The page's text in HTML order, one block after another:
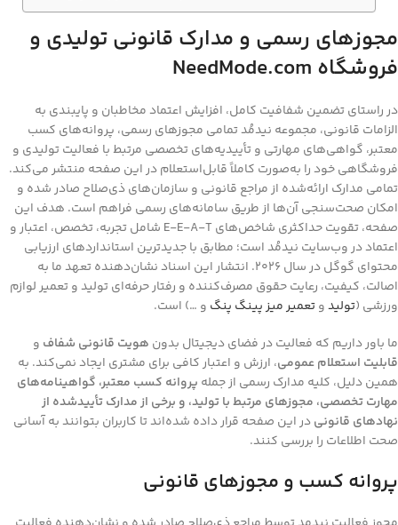
مجوزهای رسمی و مدارک قانونی تولیدی و
فروشگاه NeedMode.com
در راستای تضمین شفافیت کامل، افزایش اعتماد مخاطبان و پایبندی به
الزامات قانونی، مجموعه نیدمُد تمامی مجوزهای رسمی، پروانه‌های کسب
معتبر، گواهی‌های مهارتی و تأییدیه‌های تخصصی مرتبط با فعالیت تولیدی و
فروشگاهی خود را به‌صورت کاملاً قابل‌استعلام در این صفحه منتشر می‌کند.
تمامی مدارک ارائه‌شده از مراجع قانونی و سازمان‌های ذی‌صلاح صادر شده و
امکان صحت‌سنجی آن‌ها از طریق سامانه‌های رسمی فراهم است. هدف این
صفحه، تقویت حداکثری شاخص‌های E-E-A-T شامل تجربه، تخصص، اعتبار و
اعتماد در وب‌سایت نیدمُد است؛ مطابق با جدیدترین استانداردهای ارزیابی
محتوای گوگل در سال 2026. انتشار این اسناد نشان‌دهنده تعهد ما به
اصالت، کیفیت، رعایت حقوق مصرف‌کننده و رفتار حرفه‌ای تولید و تعمیر لوازم
ورزشی (تولیدوتعمیر میز پینگ پنگ و …) است.
ما باور داریم که فعالیت در فضای دیجیتال بدون هویت قانونی شفاف و
قابلیت استعلام عمومی، ارزش و اعتبار کافی برای مشتری ایجاد نمی‌کند. به
همین دلیل، کلیه مدارک رسمی از جمله پروانه کسب معتبر، گواهینامه‌های
مهارت تخصصی، مجوزهای مرتبط با تولید، و برخی از مدارک تأییدشده از
نهادهای قانونیدر این صفحه قرار داده شده‌اند تا کاربران بتوانند به آسانی
صحت اطلاعات را بررسی کنند.
پروانه کسب و مجوزهای قانونی